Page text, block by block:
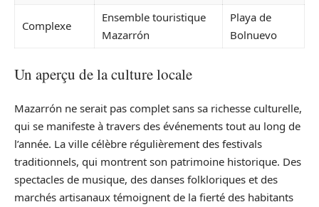
Complexe
Ensemble touristique
Mazarrón
Playa de
Bolnuevo
Un aperçu de la culture locale
Mazarrón ne serait pas complet sans sa richesse culturelle,
qui se manifeste à travers des événements tout au long de
l’année. La ville célèbre régulièrement des festivals
traditionnels, qui montrent son patrimoine historique. Des
spectacles de musique, des danses folkloriques et des
marchés artisanaux témoignent de la fierté des habitants